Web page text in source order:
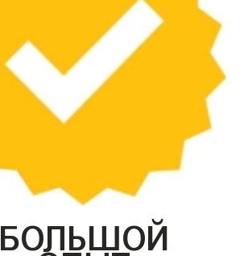
БОЛЬШОЙ